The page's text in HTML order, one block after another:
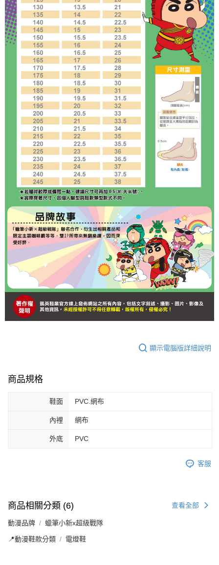
顯示電腦版詳細說明
商品規格
鞋面 PVC.網布
內裡 網布
外底 PVC
客服
商品相關分類 (6) 查看全部
動漫品牌 蠟筆小新x超級戰隊
📍動漫鞋款分類 電燈鞋